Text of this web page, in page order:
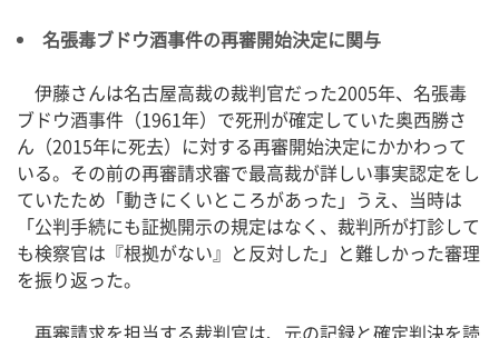
名張毒ブドウ酒事件の再審開始決定に関与
伊藤さんは名古屋高裁の裁判官だった2005年、名張毒
ブドウ酒事件（1961年）で死刑が確定していた奥西勝さ
ん（2015年に死去）に対する再審開始決定にかかわって
いる。その前の再審請求審で最高裁が詳しい事実認定をし
ていたため「動きにくいところがあった」うえ、当時は
「公判手続にも証拠開示の規定はなく、裁判所が打診して
も検察官は『根拠がない』と反対した」と難しかった審理
を振り返った。
再審請求を担当する裁判官は、元の記録と確定判決を読